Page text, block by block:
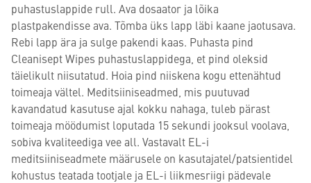
puhastuslappide rull. Ava dosaator ja lõika
plastpakendisse ava. Tõmba üks lapp läbi kaane jaotusava.
Rebi lapp ära ja sulge pakendi kaas. Puhasta pind
Cleanisept Wipes puhastuslappidega, et pind oleksid
täielikult niisutatud. Hoia pind niiskena kogu ettenähtud
toimeaja vältel. Meditsiiniseadmed, mis puutuvad
kavandatud kasutuse ajal kokku nahaga, tuleb pärast
toimeaja möödumist loputada 15 sekundi jooksul voolava,
sobiva kvaliteediga vee all. Vastavalt EL-i
meditsiiniseadmete määrusele on kasutajatel/patsientidel
kohustus teatada tootjale ja EL-i liikmesriigi pädevale